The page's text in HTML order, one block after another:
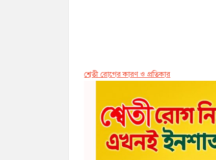
শ্বেতী রোগের কারণ ও প্রতিকার